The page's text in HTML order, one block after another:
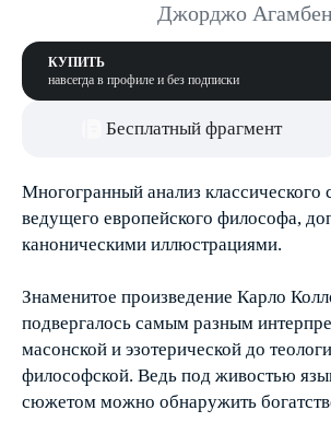
Джорджо Агамбен
КУПИТЬ
навсегда в профиле и без подписки
Бесплатный фрагмент
Многогранный анализ классического
ведущего европейского философа,
каноническими иллюстрациями.
Знаменитое произведение Карло
подвергалось самым разным
масонской и эзотерической до
философской. Ведь под живостью
сюжетом можно обнаружить